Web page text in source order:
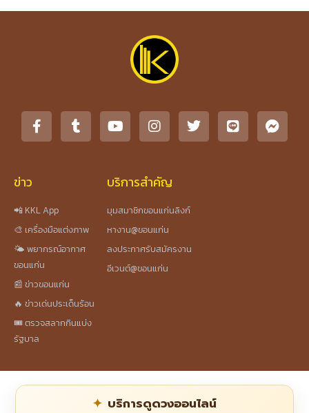
ข่าว
📲 KKL App
🎨 เครื่องมือแต่งภาพ
🌤️ พยากรณ์อากาศ
ขอนแก่น
📰 ข่าวขอนแก่น
🔥 ข่าวเด่นประเด็นร้อน
🎟️ ตรวจสลากกินแบ่ง
รัฐบาล
บริการสำคัญ
มุมสมาชิกขอนแก่นลิงก์
หางาน@ขอนแก่น
ลงประกาศรับสมัครงาน
อีเวนต์@ขอนแก่น
บริการดูดวงออนไลน์